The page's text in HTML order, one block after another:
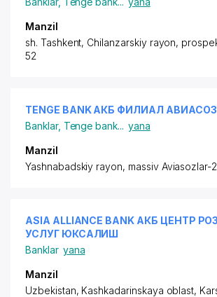
Manzil
sh. Tashkent, Chilanzarskiy rayon,
52
TENGE BANK АКБ ФИЛИАЛ
Banklar, Tenge bank... yana
Manzil
Yashnabadskiy rayon, massiv Aviasozlar-
ASIA ALLIANCE BANK АКБ ЦЕНТР
УСЛУГ ЮКСАЛИШ
Banklar yana
Manzil
Uzbekistan, Kashkadarinskaya oblast,